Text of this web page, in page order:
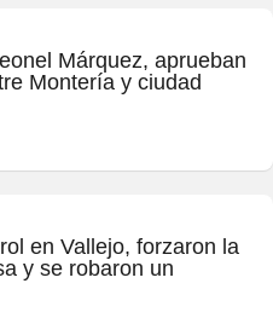
Márquez, aprueban
Montería y ciudad
en Vallejo, forzaron la
y se robaron un